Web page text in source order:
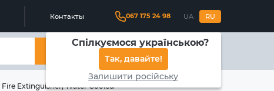
Контакты 067 175 24 98 UA RU
Спілкуємося українською?
Так, давайте!
Залишити російську
Extinguisher, Water Cooled